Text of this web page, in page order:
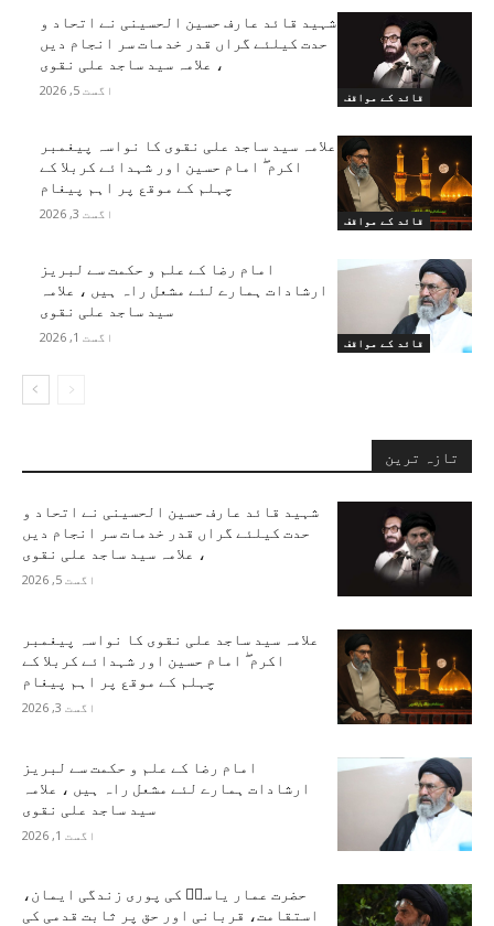
قائد کے مواقف
شہید قائد عارف حسین الحسینی نے اتحاد و
حدت کیلئے گراں قدر خدمات سر انجام دیں
، علامہ سید ساجد علی نقوی
اگست 5, 2026
قائد کے مواقف
علامہ سید ساجد علی نقوی کا نواسہ پیغمبر
اکرم ۖ امام حسین اور شہدائے کربلا کے
چہلم کے موقع پر اہم پیغام
اگست 3, 2026
قائد کے مواقف
امام رضا کے علم و حکمت سے لبریز
ارشادات ہمارے لئے مشعل راہ ہیں ، علامہ
سید ساجد علی نقوی
اگست 1, 2026
تازہ ترین
شہید قائد عارف حسین الحسینی نے اتحاد و
حدت کیلئے گراں قدر خدمات سر انجام دیں
، علامہ سید ساجد علی نقوی
اگست 5, 2026
علامہ سید ساجد علی نقوی کا نواسہ پیغمبر
اکرم ۖ امام حسین اور شہدائے کربلا کے
چہلم کے موقع پر اہم پیغام
اگست 3, 2026
امام رضا کے علم و حکمت سے لبریز
ارشادات ہمارے لئے مشعل راہ ہیں ، علامہ
سید ساجد علی نقوی
اگست 1, 2026
حضرت عمار یاسرؑ کی پوری زندگی ایمان،
استقامت، قربانی اور حق پر ثابت قدمی کی